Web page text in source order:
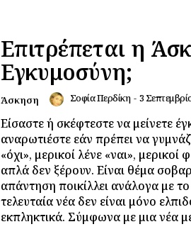
Επιτρέπεται η
Εγκυμοσύνη;
Άσκηση Σοφία Περδίκη - 3
Είσαστε ή σκέφτεστε να μείνετε
αναρωτιέστε εάν πρέπει να
«όχι», μερικοί λένε «ναι», μερικοί
απλά δεν ξέρουν. Είναι θέμα
απάντηση ποικίλλει ανάλογα με
τελευταία νέα δεν είναι μόνο
εκπληκτικά. Σύμφωνα με μια